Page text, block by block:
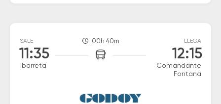
SALE
11:35
Ibarreta
00h 40m LLEGA
12:15
Comandante
Fontana